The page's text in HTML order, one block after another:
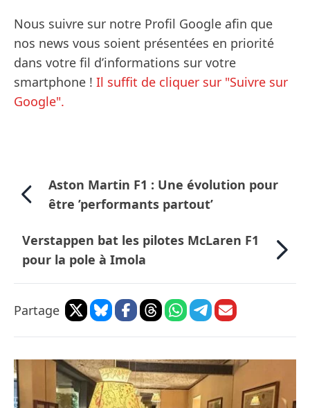
Nous suivre sur notre Profil Google afin que
nos news vous soient présentées en priorité
dans votre fil d’informations sur votre
smartphone ! Il suffit de cliquer sur "Suivre sur
Google".
Aston Martin F1 : Une évolution pour
être ’performants partout’
Verstappen bat les pilotes McLaren F1
pour la pole à Imola
Partage